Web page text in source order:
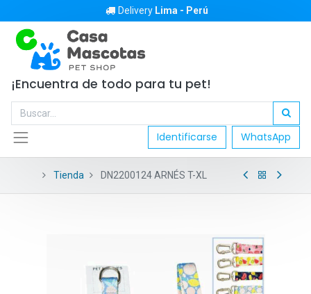
Delivery Lima - Perú
¡Encuentra de todo para tu pet!
Identificarse WhatsApp
Tienda DN2200124 ARNÉS T-XL